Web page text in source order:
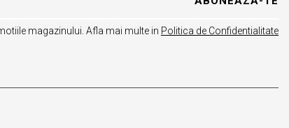
magazinului. Afla mai multe in Politica de Confidentialitate